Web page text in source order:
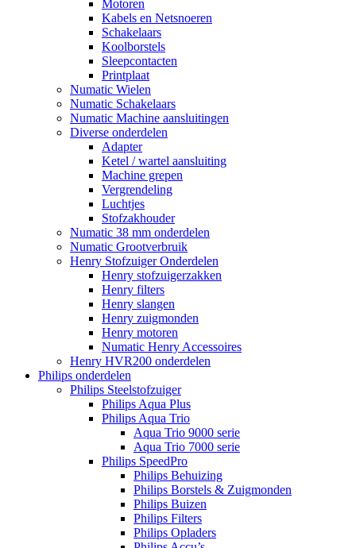
Motoren
Kabels en Netsnoeren
Schakelaars
Koolborstels
Sleepcontacten
Printplaat
Numatic Wielen
Numatic Schakelaars
Numatic Machine aansluitingen
Diverse onderdelen
Adapter
Ketel / wartel aansluiting
Machine grepen
Vergrendeling
Luchtjes
Stofzakhouder
Numatic 38 mm onderdelen
Numatic Grootverbruik
Henry Stofzuiger Onderdelen
Henry stofzuigerzakken
Henry filters
Henry slangen
Henry zuigmonden
Henry motoren
Numatic Henry Accessoires
Henry HVR200 onderdelen
Philips onderdelen
Philips Steelstofzuiger
Philips Aqua Plus
Philips Aqua Trio
Aqua Trio 9000 serie
Aqua Trio 7000 serie
Philips SpeedPro
Philips Behuizing
Philips Borstels & Zuigmonden
Philips Buizen
Philips Filters
Philips Opladers